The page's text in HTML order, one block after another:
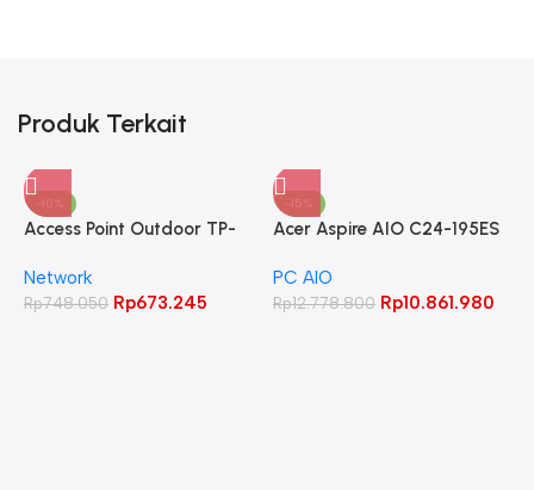
Produk Terkait
-10%
Access Point Outdoor TP-
CPE220
Network
Rp748.050 Rp673.245
-15%
Acer Aspire AIO C24-195ES
512GB 23.8″ FHD IPS
PC AIO
Rp12.778.800 Rp10.861.980